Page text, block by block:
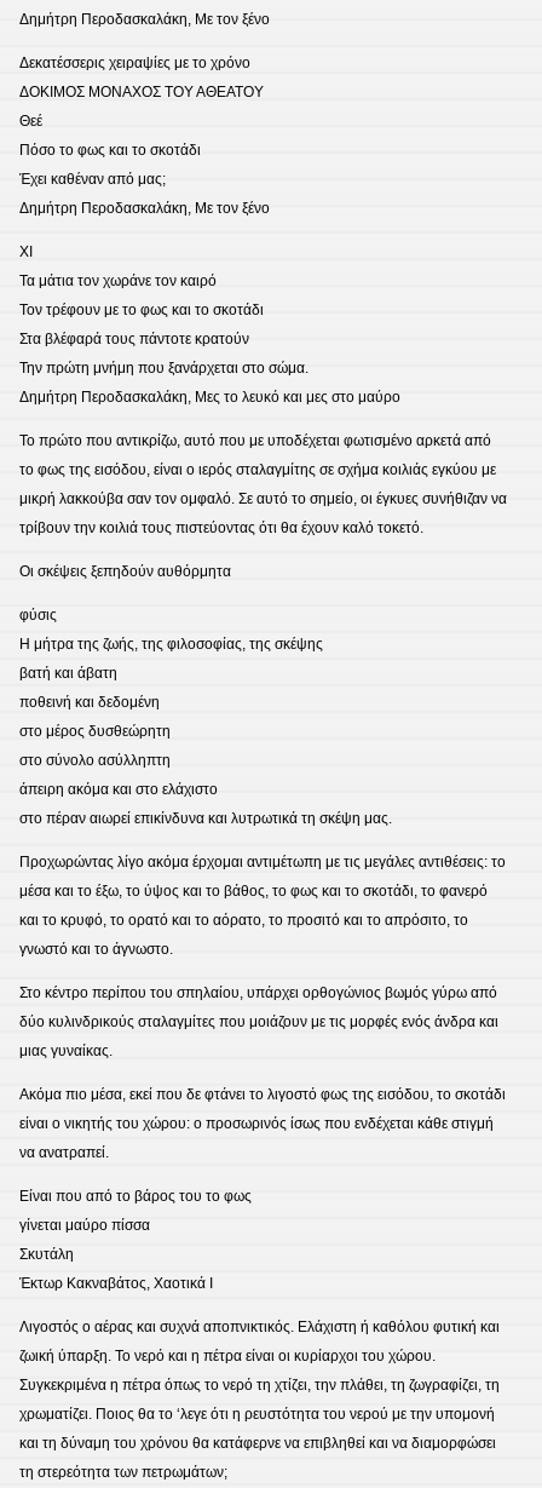
Δημήτρη Περοδασκαλάκη, Με τον ξένο
Δεκατέσσερις χειραψίες με το χρόνο
ΔΟΚΙΜΟΣ ΜΟΝΑΧΟΣ ΤΟΥ ΑΘΕΑΤΟΥ
Θεέ
Πόσο το φως και το σκοτάδι
Έχει καθέναν από μας;
Δημήτρη Περοδασκαλάκη, Με τον ξένο
ΧΙ
Τα μάτια τον χωράνε τον καιρό
Τον τρέφουν με το φως και το σκοτάδι
Στα βλέφαρά τους πάντοτε κρατούν
Την πρώτη μνήμη που ξανάρχεται στο σώμα.
Δημήτρη Περοδασκαλάκη, Μες το λευκό και μες στο μαύρο
Το πρώτο που αντικρίζω, αυτό που με υποδέχεται φωτισμένο αρκετά από
το φως της εισόδου, είναι ο ιερός σταλαγμίτης σε σχήμα κοιλιάς εγκύου με
μικρή λακκούβα σαν τον ομφαλό. Σε αυτό το σημείο, οι έγκυες συνήθιζαν να
τρίβουν την κοιλιά τους πιστεύοντας ότι θα έχουν καλό τοκετό.
Οι σκέψεις ξεπηδούν αυθόρμητα
φύσις
Η μήτρα της ζωής, της φιλοσοφίας, της σκέψης
βατή και άβατη
ποθεινή και δεδομένη
στο μέρος δυσθεώρητη
στο σύνολο ασύλληπτη
άπειρη ακόμα και στο ελάχιστο
στο πέραν αιωρεί επικίνδυνα και λυτρωτικά τη σκέψη μας.
Προχωρώντας λίγο ακόμα έρχομαι αντιμέτωπη με τις μεγάλες αντιθέσεις: το
μέσα και το έξω, το ύψος και το βάθος, τo φως και το σκοτάδι, το φανερό
και το κρυφό, το ορατό και το αόρατο, το προσιτό και το απρόσιτο, το
γνωστό και το άγνωστο.
Στο κέντρο περίπου του σπηλαίου, υπάρχει ορθογώνιος βωμός γύρω από
δύο κυλινδρικούς σταλαγμίτες που μοιάζουν με τις μορφές ενός άνδρα και
μιας γυναίκας.
Ακόμα πιο μέσα, εκεί που δε φτάνει το λιγοστό φως της εισόδου, το σκοτάδι
είναι ο νικητής του χώρου: ο προσωρινός ίσως που ενδέχεται κάθε στιγμή
να ανατραπεί.
Είναι που από το βάρος του το φως
γίνεται μαύρο πίσσα
Σκυτάλη
Έκτωρ Κακναβάτος, Χαοτικά Ι
Λιγοστός ο αέρας και συχνά αποπνικτικός. Ελάχιστη ή καθόλου φυτική και
ζωική ύπαρξη. Το νερό και η πέτρα είναι οι κυρίαρχοι του χώρου.
Συγκεκριμένα η πέτρα όπως το νερό τη χτίζει, την πλάθει, τη ζωγραφίζει, τη
χρωματίζει. Ποιος θα το ‘λεγε ότι η ρευστότητα του νερού με την υπομονή
και τη δύναμη του χρόνου θα κατάφερνε να επιβληθεί και να διαμορφώσει
τη στερεότητα των πετρωμάτων;